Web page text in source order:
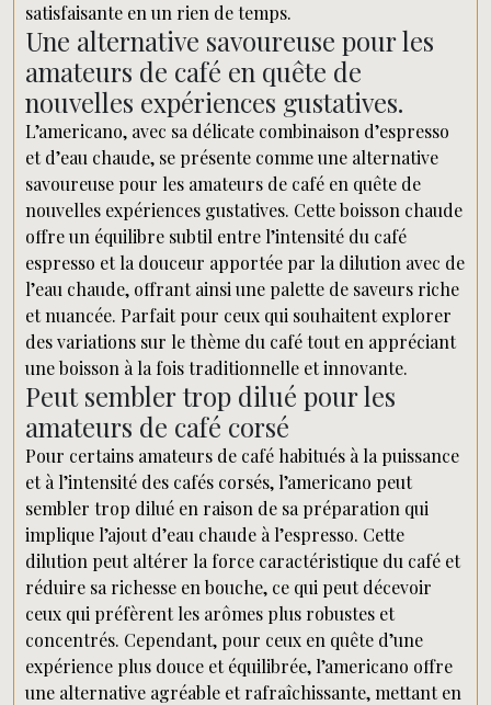
satisfaisante en un rien de temps.
Une alternative savoureuse pour les
amateurs de café en quête de
nouvelles expériences gustatives.
L’americano, avec sa délicate combinaison d’espresso
et d’eau chaude, se présente comme une alternative
savoureuse pour les amateurs de café en quête de
nouvelles expériences gustatives. Cette boisson chaude
offre un équilibre subtil entre l’intensité du café
espresso et la douceur apportée par la dilution avec de
l’eau chaude, offrant ainsi une palette de saveurs riche
et nuancée. Parfait pour ceux qui souhaitent explorer
des variations sur le thème du café tout en appréciant
une boisson à la fois traditionnelle et innovante.
Peut sembler trop dilué pour les
amateurs de café corsé
Pour certains amateurs de café habitués à la puissance
et à l’intensité des cafés corsés, l’americano peut
sembler trop dilué en raison de sa préparation qui
implique l’ajout d’eau chaude à l’espresso. Cette
dilution peut altérer la force caractéristique du café et
réduire sa richesse en bouche, ce qui peut décevoir
ceux qui préfèrent les arômes plus robustes et
concentrés. Cependant, pour ceux en quête d’une
expérience plus douce et équilibrée, l’americano offre
une alternative agréable et rafraîchissante, mettant en